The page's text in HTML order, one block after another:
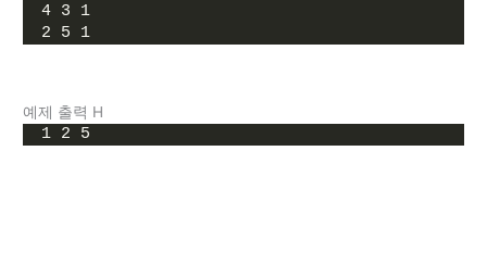
4 3 1
2 5 1
예제 출력 H
1 2 5